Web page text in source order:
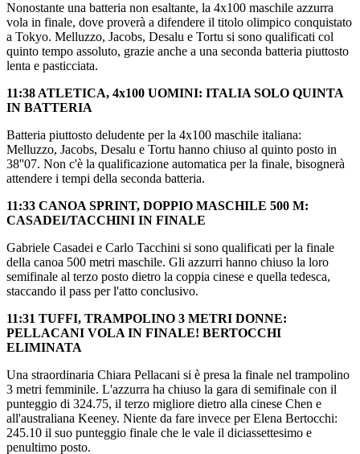
Nonostante una batteria non esaltante, la 4x100 maschile azzurra
vola in finale, dove proverà a difendere il titolo olimpico conquistato
a Tokyo. Melluzzo, Jacobs, Desalu e Tortu si sono qualificati col
quinto tempo assoluto, grazie anche a una seconda batteria piuttosto
lenta e pasticciata.
11:38 ATLETICA, 4x100 UOMINI: ITALIA SOLO QUINTA
IN BATTERIA
Batteria piuttosto deludente per la 4x100 maschile italiana:
Melluzzo, Jacobs, Desalu e Tortu hanno chiuso al quinto posto in
38''07. Non c'è la qualificazione automatica per la finale, bisognerà
attendere i tempi della seconda batteria.
11:33 CANOA SPRINT, DOPPIO MASCHILE 500 M:
CASADEI/TACCHINI IN FINALE
Gabriele Casadei e Carlo Tacchini si sono qualificati per la finale
della canoa 500 metri maschile. Gli azzurri hanno chiuso la loro
semifinale al terzo posto dietro la coppia cinese e quella tedesca,
staccando il pass per l'atto conclusivo.
11:31 TUFFI, TRAMPOLINO 3 METRI DONNE:
PELLACANI VOLA IN FINALE! BERTOCCHI
ELIMINATA
Una straordinaria Chiara Pellacani si è presa la finale nel trampolino
3 metri femminile. L'azzurra ha chiuso la gara di semifinale con il
punteggio di 324.75, il terzo migliore dietro alla cinese Chen e
all'australiana Keeney. Niente da fare invece per Elena Bertocchi:
245.10 il suo punteggio finale che le vale il diciassettesimo e
penultimo posto.